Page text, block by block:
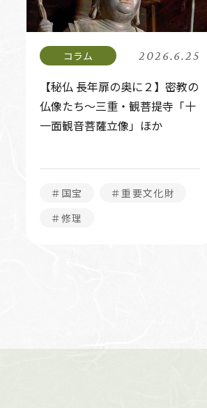
2026.6.25
【秘仏 長年扉の奥に２】密教の
仏像たち～三重・観菩提寺「十
一面観音菩薩立像」ほか
＃国宝
＃重要文化財
＃修理